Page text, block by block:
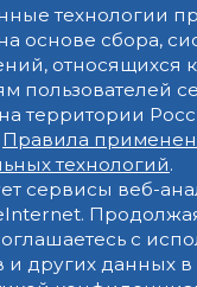
технологии
основе сбора,
относящихся к
пользователей
территории
Правила
технологий.
сервисы веб-
с
других данных в